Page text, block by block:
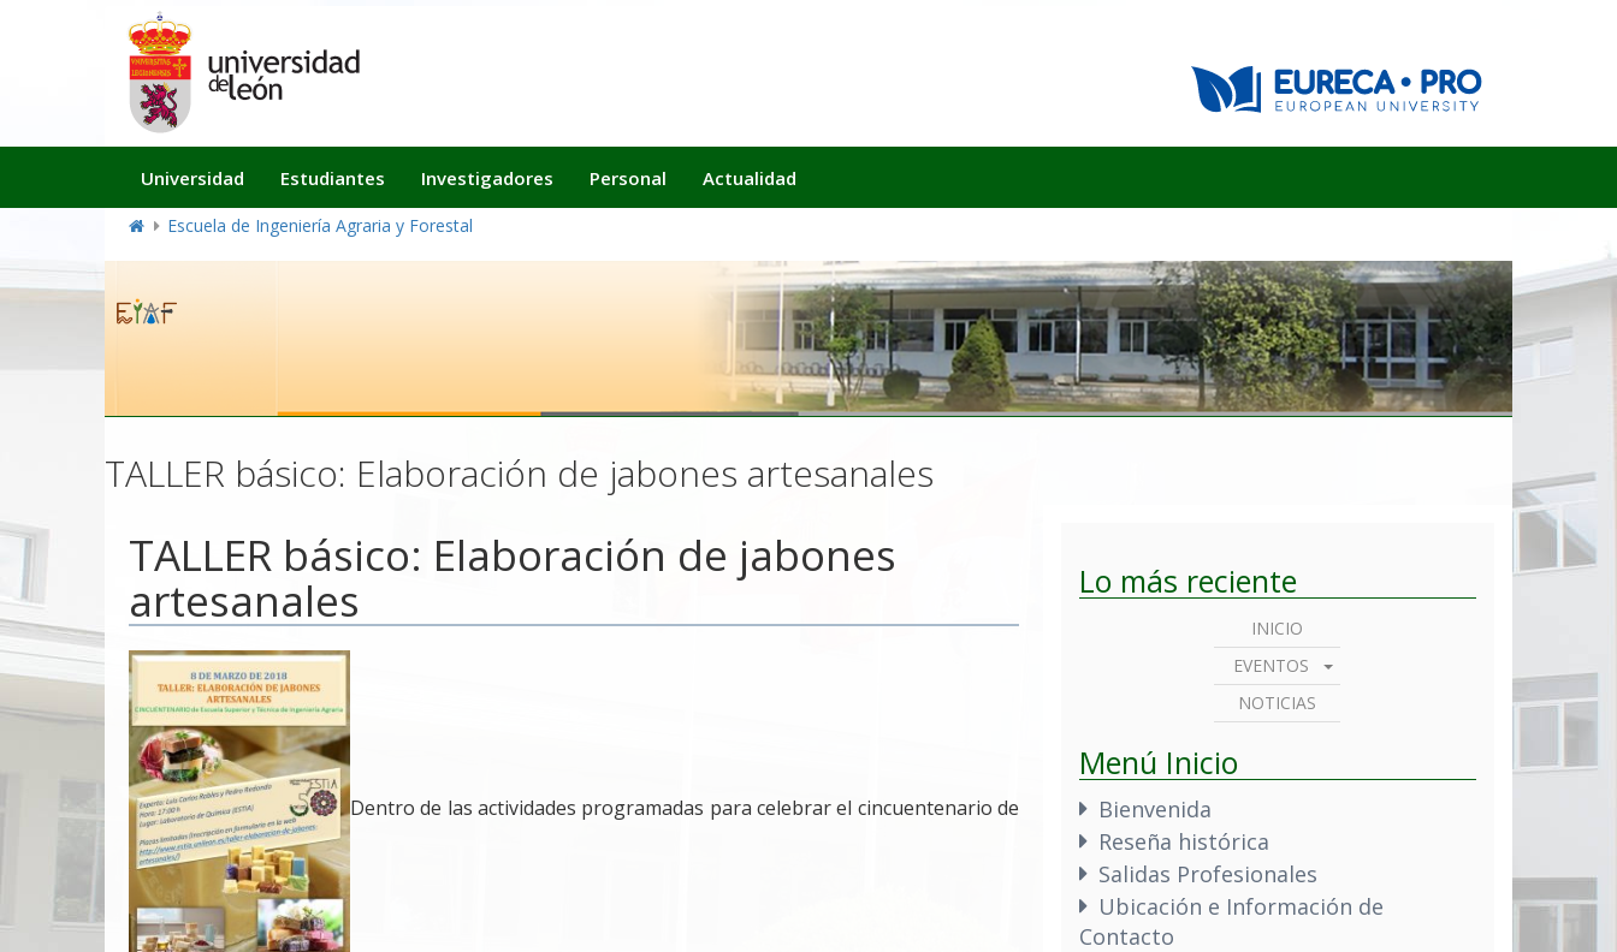
Navegación
principal
Universidad Estudiantes Investigadores Personal Actualidad
Escuela de Ingeniería Agraria y Forestal
TALLER básico: Elaboración de jabones artesanales
TALLER básico: Elaboración de jabones
artesanales
Dentro de las actividades programadas para celebrar el cincuentenario de
Lo más reciente
INICIO
EVENTOS
NOTICIAS
Menú Inicio
Bienvenida
Reseña histórica
Salidas Profesionales
Ubicación e Información de
Contacto